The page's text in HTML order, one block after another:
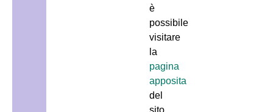
è
possibile
visitare
la
pagina
apposita
del